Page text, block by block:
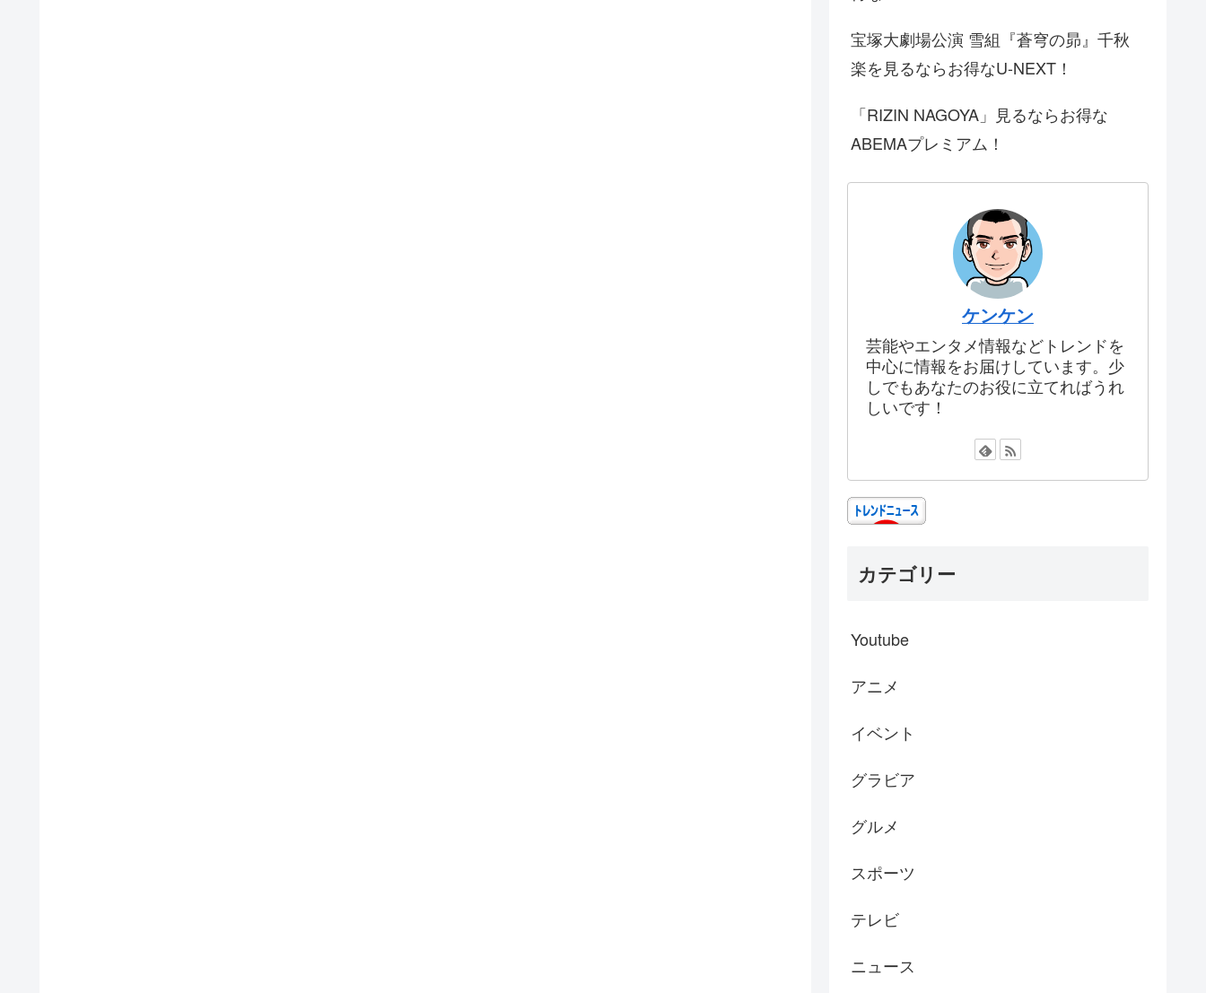
宝塚大劇場公演 雪組『蒼穹の昴』千秋
楽を見るならお得なU-NEXT！
「RIZIN NAGOYA」見るならお得な
ABEMAプレミアム！
ケンケン
芸能やエンタメ情報などトレンドを
中心に情報をお届けしています。少
しでもあなたのお役に立てればうれ
しいです！
カテゴリー
Youtube
アニメ
イベント
グラビア
グルメ
スポーツ
テレビ
ニュース